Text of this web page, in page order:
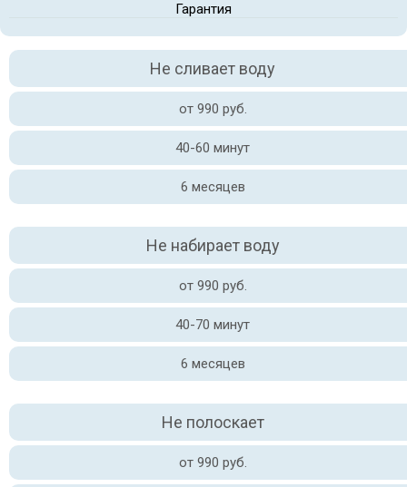
Гарантия
Не сливает воду
от 990 руб.
40-60 минут
6 месяцев
Не набирает воду
от 990 руб.
40-70 минут
6 месяцев
Не полоскает
от 990 руб.